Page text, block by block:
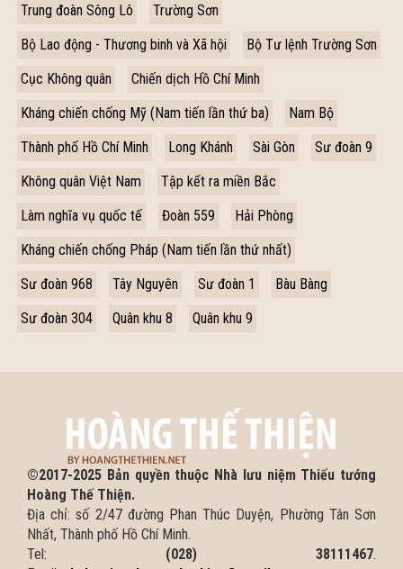
Trung đoàn Sông Lô
Trường Sơn
Bộ Lao động - Thương binh và Xã hội
Bộ Tư lệnh Trường Sơn
Cục Không quân
Chiến dịch Hồ Chí Minh
Kháng chiến chống Mỹ (Nam tiến lần thứ ba)
Nam Bộ
Thành phố Hồ Chí Minh
Long Khánh Sài Gòn
Sư đoàn 9
Không quân Việt Nam
Tập kết ra miền Bắc
Làm nghĩa vụ quốc tế
Đoàn 559
Hải Phòng
Kháng chiến chống Pháp (Nam tiến lần thứ nhất)
Sư đoàn 968
Tây Nguyên Sư đoàn 1
Bàu Bàng
Sư đoàn 304
Quân khu 8 Quân khu 9
©2017-2025 Bản quyền thuộc Nhà lưu niệm Thiếu tướng
Hoàng Thế Thiện.
Địa chỉ: số 2/47 đường Phan Thúc Duyện, Phường Tân Sơn
Nhất, Thành phố Hồ Chí Minh.
Tel: (028) 38111467.